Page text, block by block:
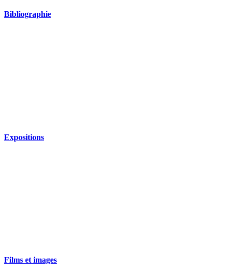
Bibliographie
Expositions
Films et images